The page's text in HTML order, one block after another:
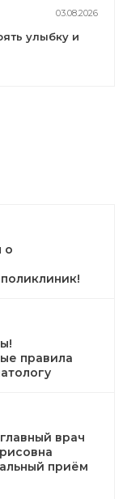
03.08.2026
улыбку и
о
правила
врач
приём